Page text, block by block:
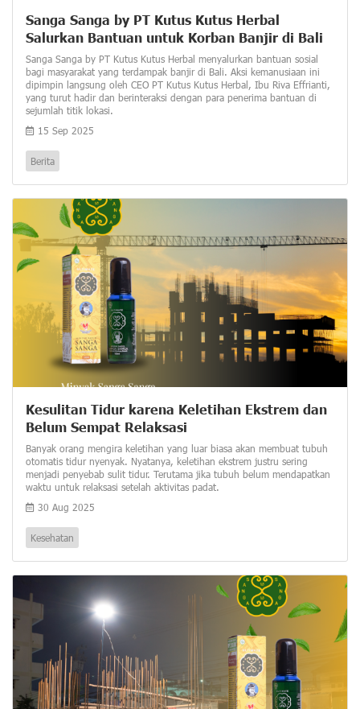
Sanga Sanga by PT Kutus Kutus Herbal
Salurkan Bantuan untuk Korban Banjir di Bali
Sanga Sanga by PT Kutus Kutus Herbal menyalurkan bantuan sosial
bagi masyarakat yang terdampak banjir di Bali. Aksi kemanusiaan ini
dipimpin langsung oleh CEO PT Kutus Kutus Herbal, Ibu Riva Effrianti,
yang turut hadir dan berinteraksi dengan para penerima bantuan di
sejumlah titik lokasi.
15 Sep 2025
Berita
Kesulitan Tidur karena Keletihan Ekstrem dan
Belum Sempat Relaksasi
Banyak orang mengira keletihan yang luar biasa akan membuat tubuh
otomatis tidur nyenyak. Nyatanya, keletihan ekstrem justru sering
menjadi penyebab sulit tidur. Terutama jika tubuh belum mendapatkan
waktu untuk relaksasi setelah aktivitas padat.
30 Aug 2025
Kesehatan